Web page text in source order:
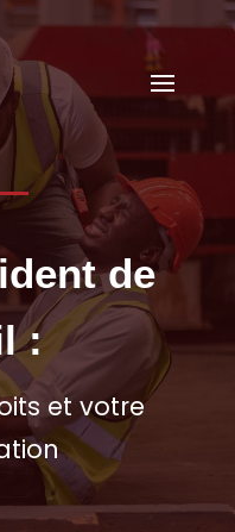
mescam.fr
de
:
et votre